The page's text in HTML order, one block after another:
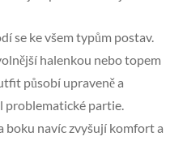
se ke všem typům postav.
halenkou nebo topem
působí upraveně a
problematické partie.
boku navíc zvyšují komfort a